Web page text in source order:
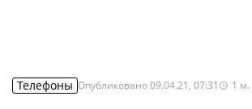
Телефоны Опубликовано09.04.21, 07:31 1 м.